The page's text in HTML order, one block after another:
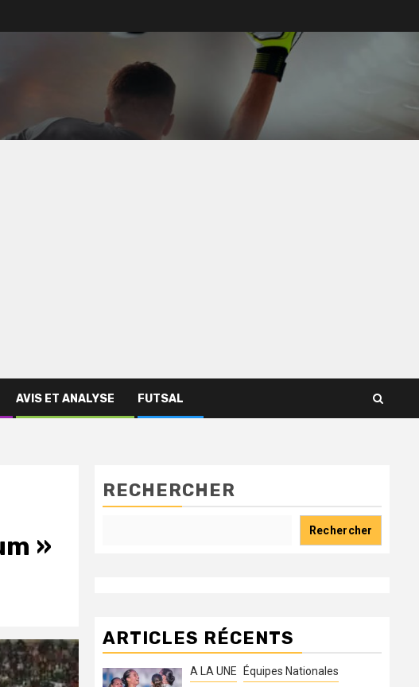
AVIS ET ANALYSE FUTSAL
»
RECHERCHER
Rechercher
ARTICLES RÉCENTS
A LA UNE Équipes Nationales